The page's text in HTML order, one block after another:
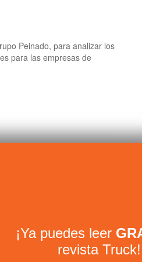
Peinado, para analizar los
para las empresas de
¡Ya puedes leer
revista Truck!